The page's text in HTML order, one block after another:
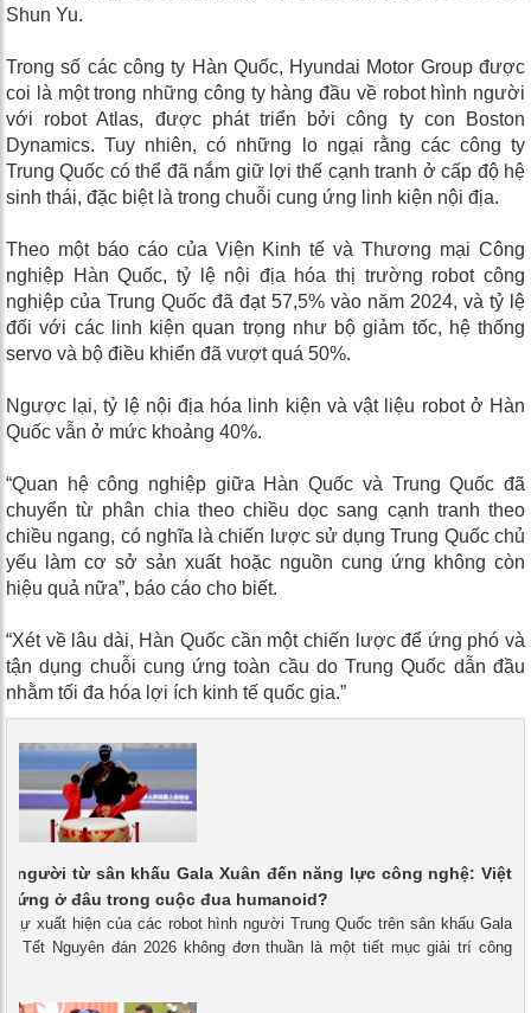
Shun Yu.
Trong số các công ty Hàn Quốc, Hyundai Motor Group được
coi là một trong những công ty hàng đầu về robot hình người
với robot Atlas, được phát triển bởi công ty con Boston
Dynamics. Tuy nhiên, có những lo ngại rằng các công ty
Trung Quốc có thể đã nắm giữ lợi thế cạnh tranh ở cấp độ hệ
sinh thái, đặc biệt là trong chuỗi cung ứng linh kiện nội địa.
Theo một báo cáo của Viện Kinh tế và Thương mại Công
nghiệp Hàn Quốc, tỷ lệ nội địa hóa thị trường robot công
nghiệp của Trung Quốc đã đạt 57,5% vào năm 2024, và tỷ lệ
đối với các linh kiện quan trọng như bộ giảm tốc, hệ thống
servo và bộ điều khiển đã vượt quá 50%.
Ngược lại, tỷ lệ nội địa hóa linh kiện và vật liệu robot ở Hàn
Quốc vẫn ở mức khoảng 40%.
“Quan hệ công nghiệp giữa Hàn Quốc và Trung Quốc đã
chuyển từ phân chia theo chiều dọc sang cạnh tranh theo
chiều ngang, có nghĩa là chiến lược sử dụng Trung Quốc chủ
yếu làm cơ sở sản xuất hoặc nguồn cung ứng không còn
hiệu quả nữa”, báo cáo cho biết.
“Xét về lâu dài, Hàn Quốc cần một chiến lược để ứng phó và
tận dụng chuỗi cung ứng toàn cầu do Trung Quốc dẫn đầu
nhằm tối đa hóa lợi ích kinh tế quốc gia.”
người từ sân khấu Gala Xuân đến năng lực công nghệ: Việt
đứng ở đâu trong cuộc đua humanoid?
Sự xuất hiện của các robot hình người Trung Quốc trên sân khấu Gala
Tết Nguyên đán 2026 không đơn thuần là một tiết mục giải trí công